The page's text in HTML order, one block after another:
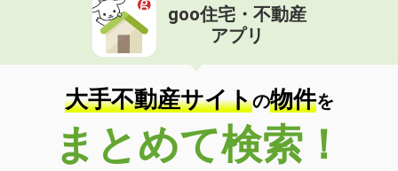
価 格
住 所
大阪府豊中市原田中１丁目
専有面積 19.87m²
間取り
1K
大阪府吹田市千里山竹園１
価 格
4.60万円
goo住宅・不動産
アプリ
大手不動産サイトの物件を
まとめて検索！